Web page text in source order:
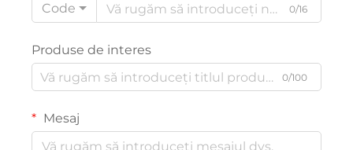
Code
0/16
Produse de interes
0/100
Mesaj